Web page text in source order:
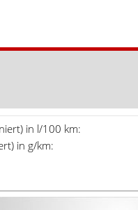
in l/100 km:
in g/km: